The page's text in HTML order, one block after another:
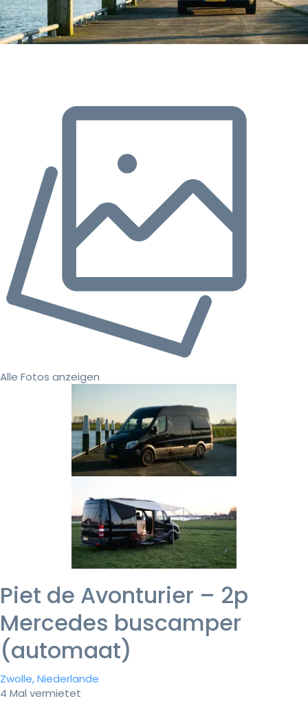
Alle Fotos anzeigen
Piet de Avonturier – 2p
Mercedes buscamper
(automaat)
Zwolle, Niederlande
4 Mal vermietet